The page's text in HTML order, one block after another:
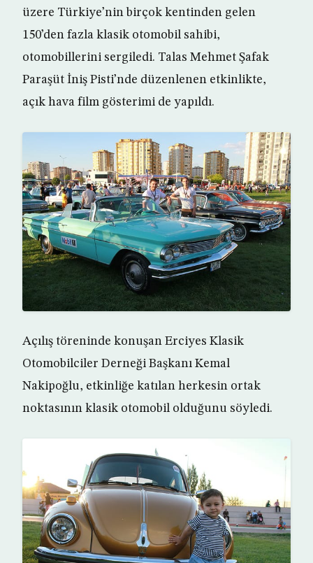
üzere Türkiye’nin birçok kentinden gelen
150’den fazla klasik otomobil sahibi,
otomobillerini sergiledi. Talas Mehmet Şafak
Paraşüt İniş Pisti’nde düzenlenen etkinlikte,
açık hava film gösterimi de yapıldı.
Açılış töreninde konuşan Erciyes Klasik
Otomobilciler Derneği Başkanı Kemal
Nakipoğlu, etkinliğe katılan herkesin ortak
noktasının klasik otomobil olduğunu söyledi.